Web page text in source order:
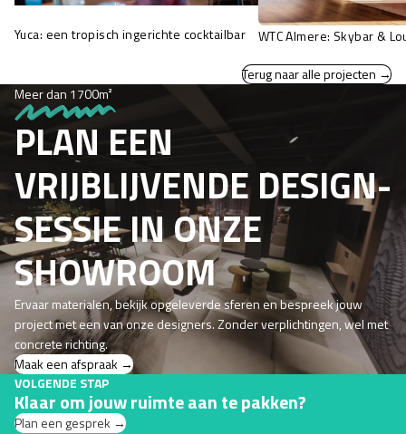
Yuca: een tropisch ingerichte cocktailbar WTC Almere: Skybar &
Terug naar alle projecten →
Meer dan 1700m²
PLAN EEN
VRIJBLIJVENDE DESIGN­
SESSIE IN ONZE
SHOWROOM
Ervaar materialen, bekijk opgeleverde sferen en bespreek jouw
project met een van onze designers. Zonder verplichtingen, wel met
concrete richting.
Maak een afspraak →
VOLGENDE STAP
Klaar om jouw ruimte aan te pakken?
Plan een gesprek →